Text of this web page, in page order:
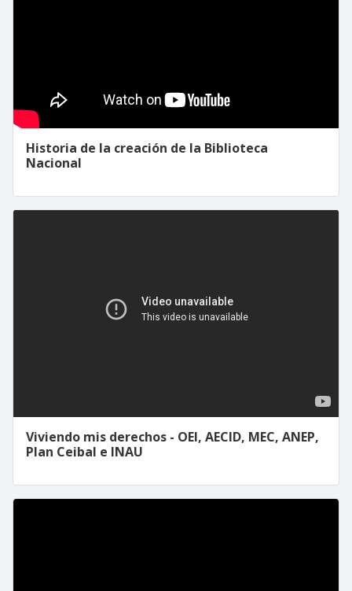
Historia de la creación de la Biblioteca
Nacional
Viviendo mis derechos - OEI, AECID, MEC, ANEP,
Plan Ceibal e INAU